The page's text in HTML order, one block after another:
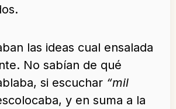
las ideas cual ensalada
No sabían de qué
si escuchar “mil
y en suma a la